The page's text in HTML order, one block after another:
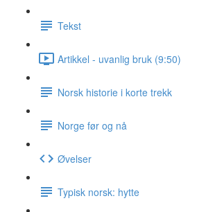
Tekst
Artikkel - uvanlig bruk (9:50)
Norsk historie i korte trekk
Norge før og nå
Øvelser
Typisk norsk: hytte